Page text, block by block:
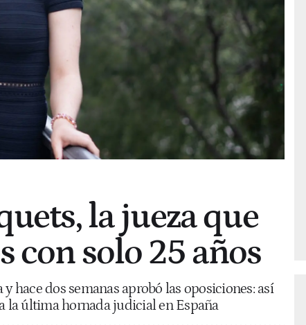
la jueza que
con solo 25 años
hace dos semanas aprobó las oposiciones: así
la última hornada judicial en España